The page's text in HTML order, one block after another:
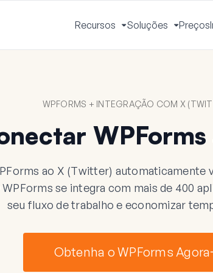
Recursos
Alternar
Menu
Soluções
Alternar
Menu
Preços
WPFORMS + INTEGRAÇÃO COM X
ao X (Twitter) automaticamente
se integra com mais de 400
seu fluxo de trabalho e economizar
Obtenha o WPForms Agora